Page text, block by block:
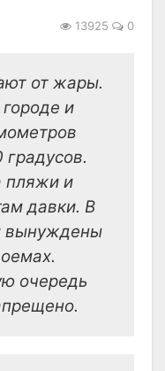
13925 0
от жары.
и
пляжи и
давки. В
вынуждены
очередь